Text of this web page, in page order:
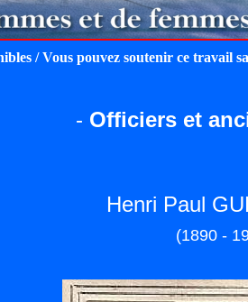
/ Vous pouvez soutenir ce travail
- Officiers et
Henri Paul
(1890 -